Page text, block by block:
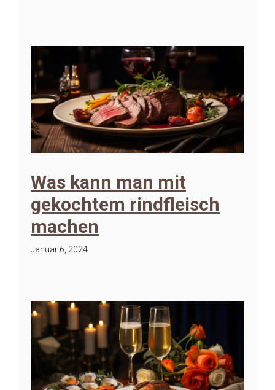
Was kann man mit
gekochtem rindfleisch
machen
Januar 6, 2024